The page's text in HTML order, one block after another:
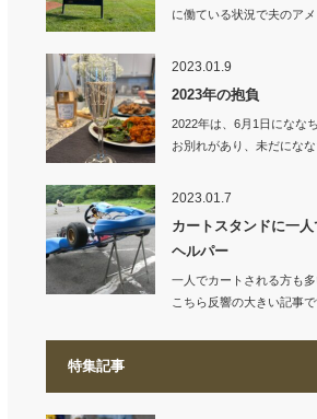
に働ている状況で夫のア
2023.01.9
2023年の抱負
2022年は、6月1日になな
お別れがあり、未だにな
2023.01.7
カートスタンドに一人
ヘルパー
一人でカートされる方も多
こちら反響の大きい記事
特集記事